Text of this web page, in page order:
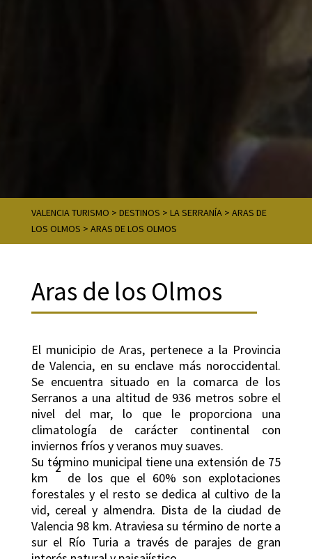
VALENCIA TURISMO > DESTINOS > LA SERRANÍA> ARAS DE
LOS OLMOS > ARAS DE LOS OLMOS
Aras de los Olmos
El municipio de Aras, pertenece a la Provincia
de Valencia, en su enclave más noroccidental.
Se encuentra situado en la comarca de los
Serranos a una altitud de 936 metros sobre el
nivel del mar, lo que le proporciona una
climatología de carácter continental con
inviernos fríos y veranos muy suaves.
Su término municipal tiene una extensión de 75
km
2
de los que el 60% son explotaciones
forestales y el resto se dedica al cultivo de la
vid, cereal y almendra. Dista de la ciudad de
Valencia 98 km. Atraviesa su término de norte a
sur el Río Turia a través de parajes de gran